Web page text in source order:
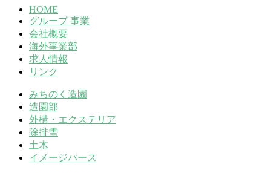
HOME
グループ 事業
会社概要
海外事業部
求人情報
リンク
みちのく造園
造園部
外構・エクステリア
除排雪
土木
イメージパース